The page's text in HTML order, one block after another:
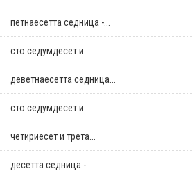
петнаесетта седница -...
сто седумдесет и...
деветнаесетта седница...
сто седумдесет и...
четириесет и трета...
десетта седница -...